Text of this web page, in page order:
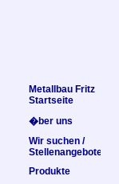
Metallbau Fritz
Startseite
�ber uns
Wir suchen /
Stellenangebote
Produkte